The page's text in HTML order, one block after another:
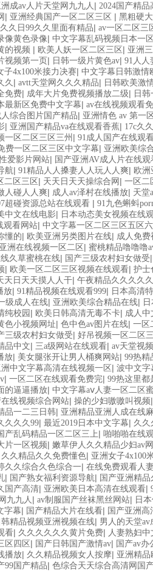
洲成av人片天堂网九九人 | 2024国产精品
| 亚洲经典国产一区二区三区 | 黑粗硬
久久日99久久里面有精品| av一区二区三
像黄色录像| 中文字幕乱码视频日本一
的视频 | 欧美人妖一区二区三区 | 亚洲
视频第一页 | 日韩一级片黄色av| 91人人
子4x100米接力决赛| 中文字幕日韩激情
久 | avtt天堂网久久久精品| 日韩欧美激
免费| 成年大片免费视频播放二级| 日
最新区免费中文字幕| av在线视频观看
人综合图片国产精品| 亚洲情色 av 第一
| 亚洲国产精品va在线观看香蕉| 17c久
一区二区三区三州 | 91成人国产在线观
费一区二区三区中文字幕| 亚洲欧美综
爱影片网站| 国产亚洲AV成人片在线
航| 91精品人人搡妻人人玩人人爽| 欧
二区三区 | 天天日天天操综合网 | 一区二
人碰人人爽| 成人av泽村在线播放| 天堂
超碰资源总站在线观看 | 91九色蝌蚪
中文在线电影| 日本动态美女视频在线
观看网站| 中文字幕一区二区三区五区
懂的| 欧美亚洲另类图片在线| 成人免
亚洲在线视频一区二区 | 蜜桃精品噜噜噜
久草蜜桃在线| 国产三级农村妇女做受
| 欧美一区二区三区视频在线观看| 护士
天日天天摸人人干| 午夜精品久久久久
放| 91精品视频在线观看999| 日本高清
级成人在线| 亚洲欧美综合精品在线|
纯校园 | 欧美日韩高清无毒不卡| 成人中
色小视频网址| 色中色av图片在线| 一区
三级农村妇女做受| 好吊视频一区二区
品中文| 三a级网站在线观看| av天堂视
放| 美女腿张开让男人桶爽网站| 99热精
洲中文字幕高清在线视频一区 | 波中文字
| 一区二区在线观看免费完| 99热这里都
的逼逼播放| 中文字幕aⅴ人妻一区二区
在线视频综合网站| 操的少妇嗷嗷叫视频
品一二三日韩| 亚洲精品亚洲人成在线
久久久99| 最近2019日本中文字幕| 久久
产乱码精品一区二区三上| 啪啪啪在线
片一区视频| 嫩草伊人久久精品少妇av
久久精品久久免费懂色| 亚洲女子4x100
久久综合久色综合一| 在线免费观看人
| 国产熟女福利资源导航| 国产亚洲精
国产高清| 亚洲欧美日本高清在线观看|
九九人| av制服国产丝袜黑丝网站| 日
字幕| 国产精品大片在线看| 国产亚洲
韩精品视频亚洲视频在线| 男人的天堂av
看| 久久久久久久黄片免费| 人妻熟妇
区四区 | 国产日韩国产激情av| 国产av
播放| 久久精品视频女人按摩| 亚洲精
99国产精品| 色综合天天综合高清网国